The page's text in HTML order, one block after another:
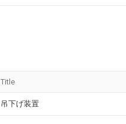
Title
吊下げ装置